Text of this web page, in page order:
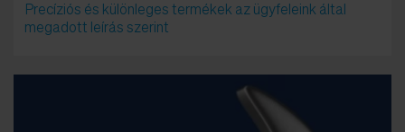
Precíziós és különleges termékek az ügyfeleink által
megadott leírás szerint